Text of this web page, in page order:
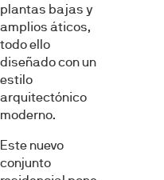
plantas bajas y
amplios áticos,
todo ello
diseñado con un
estilo
arquitectónico
moderno.
Este nuevo
conjunto